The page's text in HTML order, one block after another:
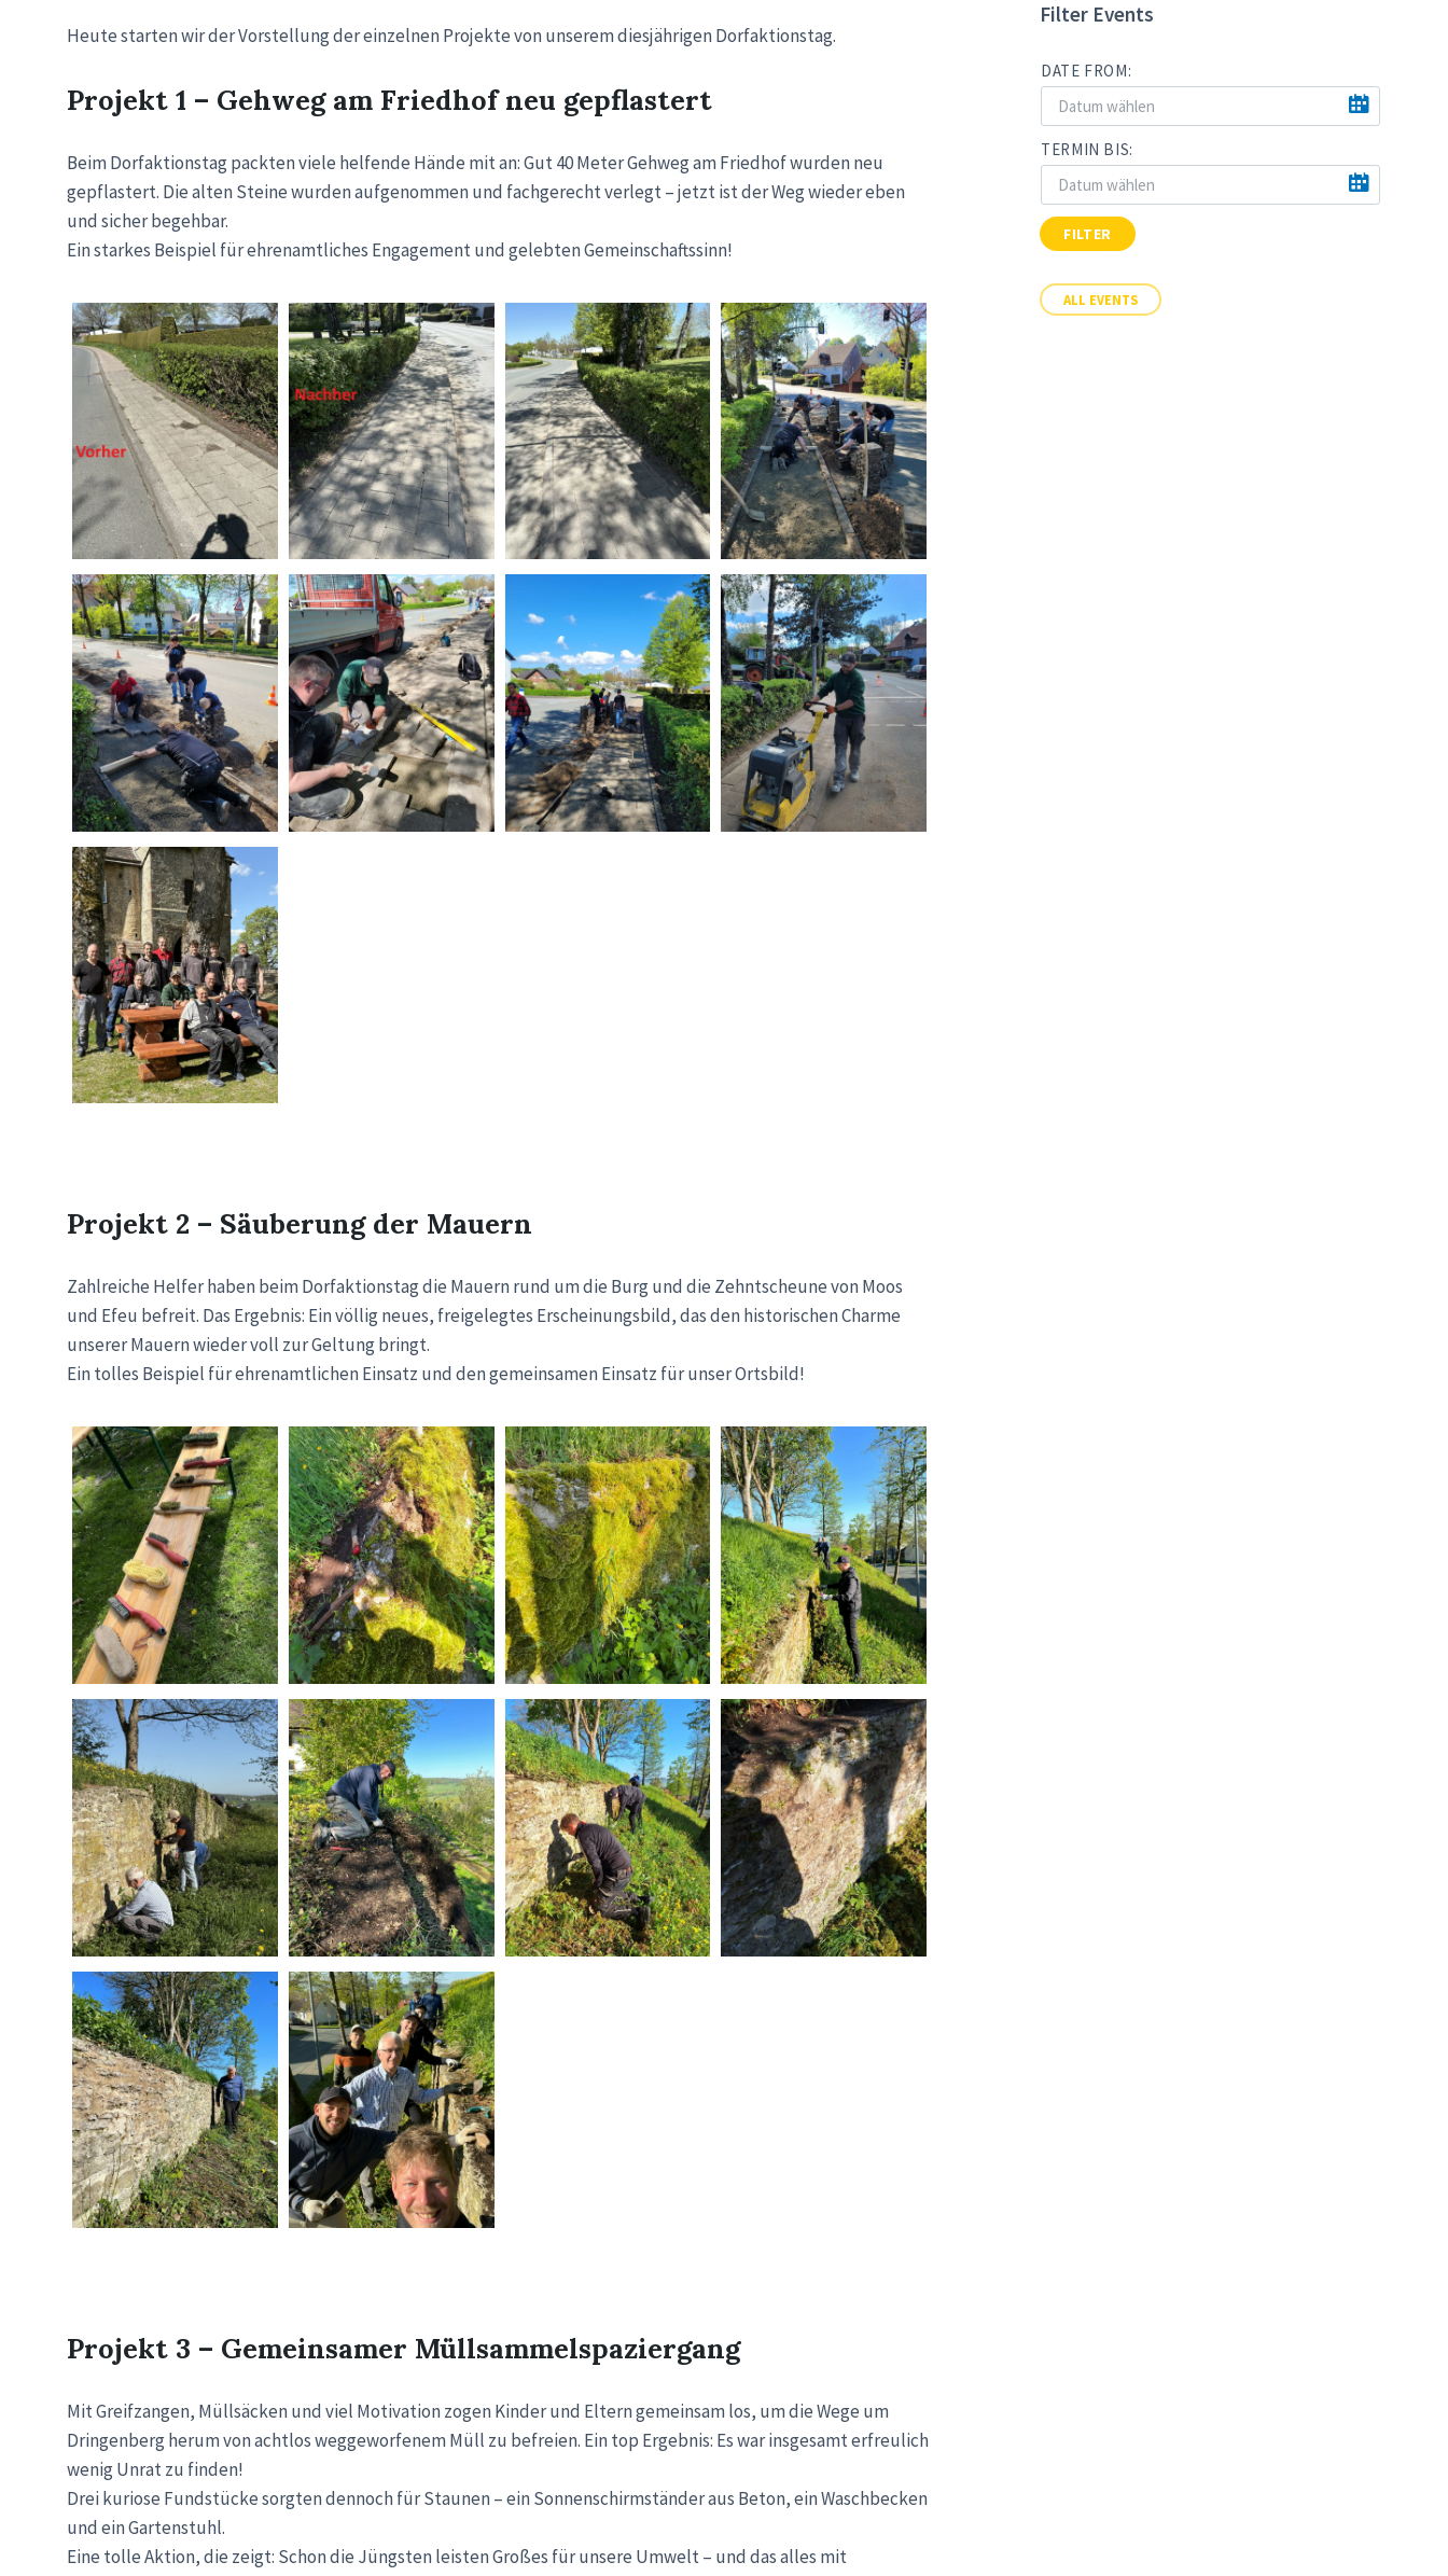
Heute starten wir der Vorstellung der einzelnen Projekte von unserem diesjährigen Dorfaktionstag.
Projekt 1 – Gehweg am Friedhof neu gepflastert
Beim Dorfaktionstag packten viele helfende Hände mit an: Gut 40 Meter Gehweg am Friedhof wurden neu
gepflastert. Die alten Steine wurden aufgenommen und fachgerecht verlegt – jetzt ist der Weg wieder eben
und sicher begehbar.
Ein starkes Beispiel für ehrenamtliches Engagement und gelebten Gemeinschaftssinn!
Projekt 2 – Säuberung der Mauern
Zahlreiche Helfer haben beim Dorfaktionstag die Mauern rund um die Burg und die Zehntscheune von Moos
und Efeu befreit. Das Ergebnis: Ein völlig neues, freigelegtes Erscheinungsbild, das den historischen Charme
unserer Mauern wieder voll zur Geltung bringt.
Ein tolles Beispiel für ehrenamtlichen Einsatz und den gemeinsamen Einsatz für unser Ortsbild!
Projekt 3 – Gemeinsamer Müllsammelspaziergang
Mit Greifzangen, Müllsäcken und viel Motivation zogen Kinder und Eltern gemeinsam los, um die Wege um
Dringenberg herum von achtlos weggeworfenem Müll zu befreien. Ein top Ergebnis: Es war insgesamt erfreulich
wenig Unrat zu finden!
Drei kuriose Fundstücke sorgten dennoch für Staunen – ein Sonnenschirmständer aus Beton, ein Waschbecken
und ein Gartenstuhl.
Eine tolle Aktion, die zeigt: Schon die Jüngsten leisten Großes für unsere Umwelt – und das alles mit
Filter Events
DATE FROM:
TERMIN BIS:
FILTER
ALL EVENTS